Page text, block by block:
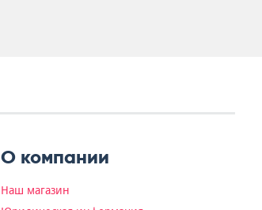
О компании
Наш магазин